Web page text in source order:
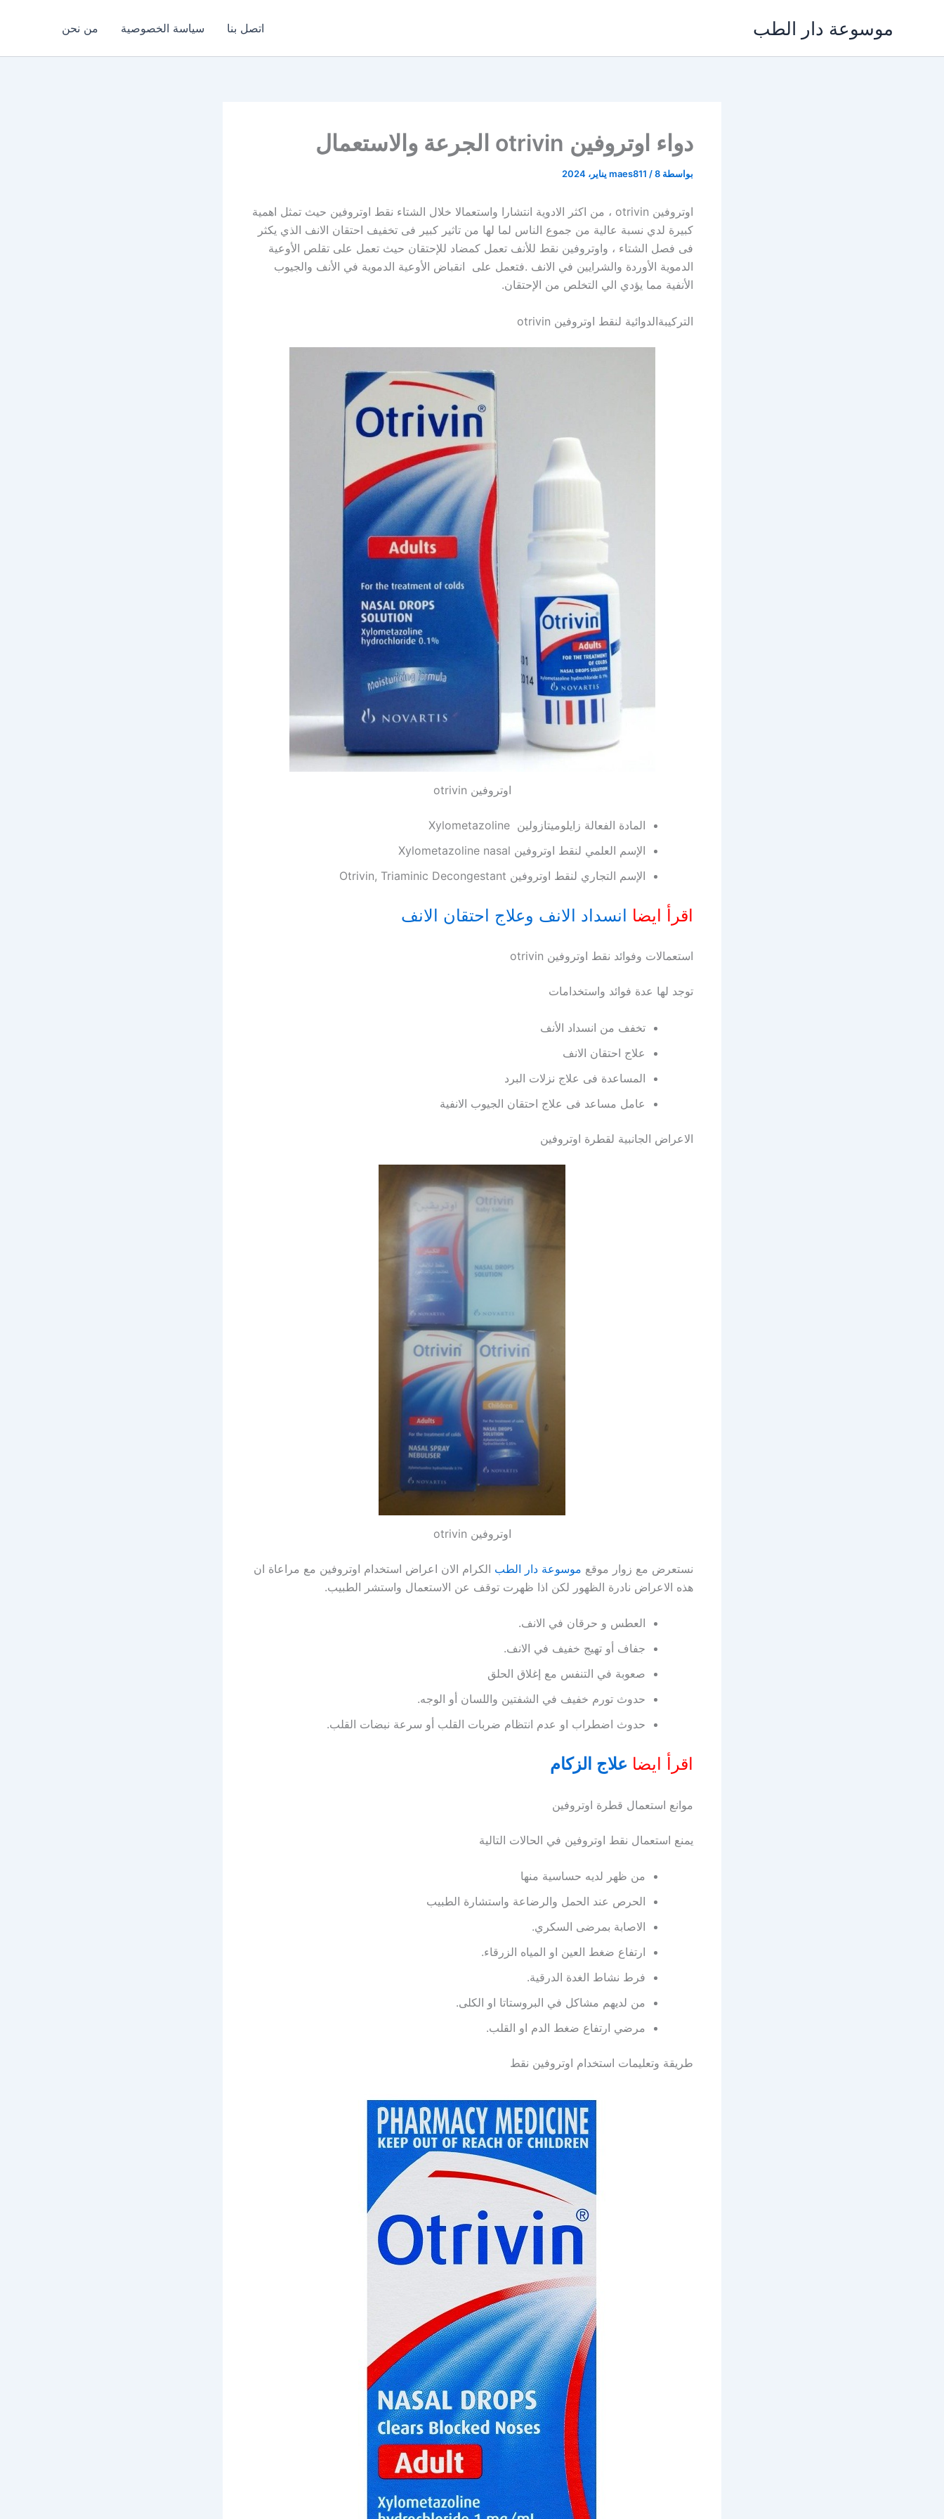
موسوعة دار الطب اتصل بنا سياسة الخصوصية من نحن
دواء اوتروفين otrivin الجرعة والاستعمال
بواسطة maes811 /8 يناير، 2024
اوتروفين otrivin ، من اكثر الادوية انتشارا واستعمالا خلال الشتاء نقط اوتروفين حيث تمثل اهمية
كبيرة لدي نسبة عالية من جموع الناس لما لها من تاثير كبير فى تخفيف احتقان الانف الذي يكثر
فى فصل الشتاء ، واوتروفين نقط للأنف تعمل كمضاد للإحتقان حيث تعمل على تقلص الأوعية
الدموية الأوردة والشرايين في الانف .فتعمل على انقباض الأوعية الدموية في الأنف والجيوب
الأنفية مما يؤدي الي التخلص من الإحتقان.
التركيبةالدوائية لنقط اوتروفين otrivin
اوتروفين otrivin
المادة الفعالة زايلوميتازولين Xylometazoline
الإسم العلمي لنقط اوتروفين Xylometazoline nasal
الإسم التجاري لنقط اوتروفين Otrivin, Triaminic Decongestant
اقرأ ايضا انسداد الانف وعلاج احتقان الانف
استعمالات وفوائد نقط اوتروفين otrivin
توجد لها عدة فوائد واستخدامات
تخفف من انسداد الأنف
علاج احتقان الانف
المساعدة فى علاج نزلات البرد
عامل مساعد فى علاج احتقان الجيوب الانفية
الاعراض الجانبية لقطرة اوتروفين
اوتروفين otrivin
نستعرض مع زوار موقع موسوعة دار الطب الكرام الان اعراض استخدام اوتروفين مع مراعاة ان
هذه الاعراض نادرة الظهور لكن اذا ظهرت توقف عن الاستعمال واستشر الطبيب.
العطس و حرقان في الانف.
جفاف أو تهيج خفيف في الانف.
صعوبة في التنفس مع إغلاق الحلق
حدوث تورم خفيف في الشفتين واللسان أو الوجه.
حدوث اضطراب او عدم انتظام ضربات القلب أو سرعة نبضات القلب.
اقرأ ايضا علاج الزكام
موانع استعمال قطرة اوتروفين
يمنع استعمال نقط اوتروفين في الحالات التالية
من ظهر لديه حساسية منها
الحرص عند الحمل والرضاعة واستشارة الطبيب
الاصابة بمرضى السكري.
ارتفاع ضغط العين او المياه الزرقاء.
فرط نشاط الغدة الدرقية.
من لديهم مشاكل في البروستاتا او الكلى.
مرضي ارتفاع ضغط الدم او القلب.
طريقة وتعليمات استخدام اوتروفين نقط